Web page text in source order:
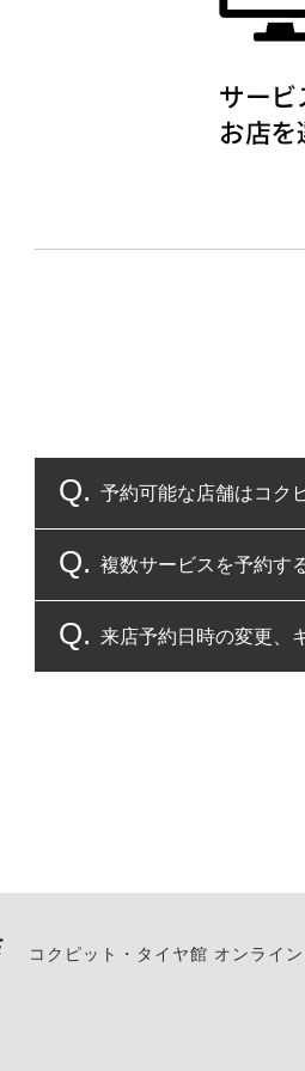
予約可能な店舗はコク
コクピット・タイヤ館
複数サービスを予約す
複数サービスのご予約
来店予約日時の変更、
また、やむを得ない
コクピット・タイヤ館 オンライ